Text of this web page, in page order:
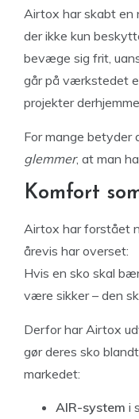
Airtox har skabt en
der ikke kun
bevæge sig frit,
går på værkstedet
projekter derhjemme.
For mange betyder
glemmer, at man
Komfort
Airtox har forstået
årevis har overset:
Hvis en sko skal
være sikker – den
Derfor har Airtox
gør deres sko
markedet:
AIR-system i